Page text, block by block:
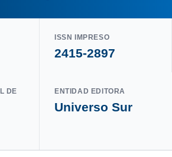
ISSN IMPRESO
2415-2897
DE
ENTIDAD EDITORA
Universo Sur